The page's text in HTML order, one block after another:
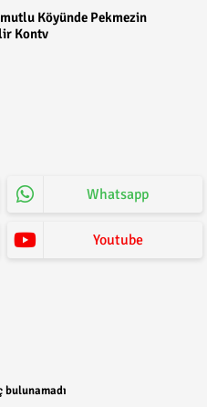
Köyünde Pekmezin
Kontv
Whatsapp
Youtube
bulunamadı